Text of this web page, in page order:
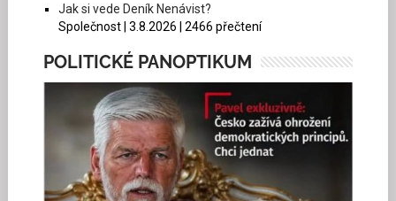
Jak si vede Deník Nenávist?
Společnost | 3.8.2026 | 2466 přečtení
POLITICKÉ PANOPTIKUM